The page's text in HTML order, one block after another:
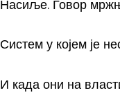
Насиље. Говор
Систем у којем је
И када они на